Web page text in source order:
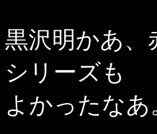
黒沢明かあ、
シリーズも
よかったなあ